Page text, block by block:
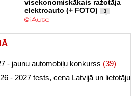
visekonomiskākais ražotāja
elektroauto (+ FOTO)
3
- jaunu automobiļu konkurss (39)
- 2027 tests, cena Latvijā un lietotāju